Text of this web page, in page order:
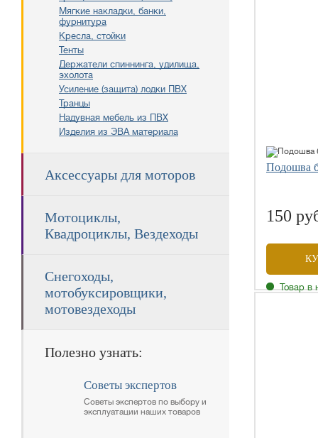
Мягкие накладки, банки,
фурнитура
Кресла, стойки
Тенты
Держатели спиннинга, удилища,
эхолота
Усиление (защита) лодки ПВХ
Транцы
Надувная мебель из ПВХ
Изделия из ЭВА материала
Аксессуары для моторов
Мотоциклы,
Квадроциклы, Вездеходы
Снегоходы,
мотобуксировщики,
мотовездеходы
Полезно узнать:
Советы экспертов
Советы экспертов по выбору и
эксплуатации наших товаров
Подошва
150
Товар в